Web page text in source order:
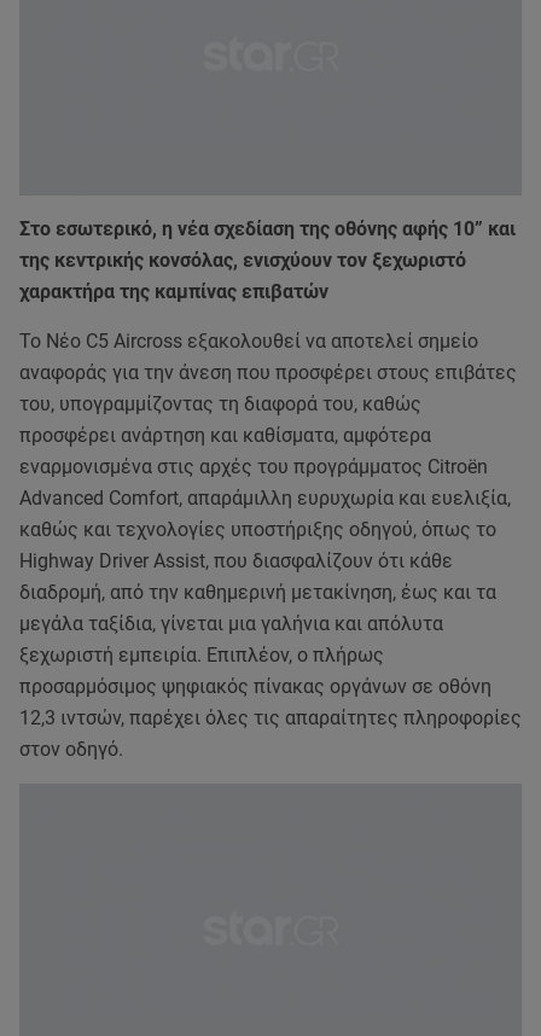
Στο εσωτερικό, η νέα σχεδίαση της οθόνης αφής 10” και
της κεντρικής κονσόλας, ενισχύουν τον ξεχωριστό
χαρακτήρα της καμπίνας επιβατών
Το Νέο C5 Aircross εξακολουθεί να αποτελεί σημείο
αναφοράς για την άνεση που προσφέρει στους επιβάτες
του, υπογραμμίζοντας τη διαφορά του, καθώς
προσφέρει ανάρτηση και καθίσματα, αμφότερα
εναρμονισμένα στις αρχές του προγράμματος Citroën
Advanced Comfort, απαράμιλλη ευρυχωρία και ευελιξία,
καθώς και τεχνολογίες υποστήριξης οδηγού, όπως το
Highway Driver Assist, που διασφαλίζουν ότι κάθε
διαδρομή, από την καθημερινή μετακίνηση, έως και τα
μεγάλα ταξίδια, γίνεται μια γαλήνια και απόλυτα
ξεχωριστή εμπειρία. Επιπλέον, ο πλήρως
προσαρμόσιμος ψηφιακός πίνακας οργάνων σε οθόνη
12,3 ιντσών, παρέχει όλες τις απαραίτητες πληροφορίες
στον οδηγό.